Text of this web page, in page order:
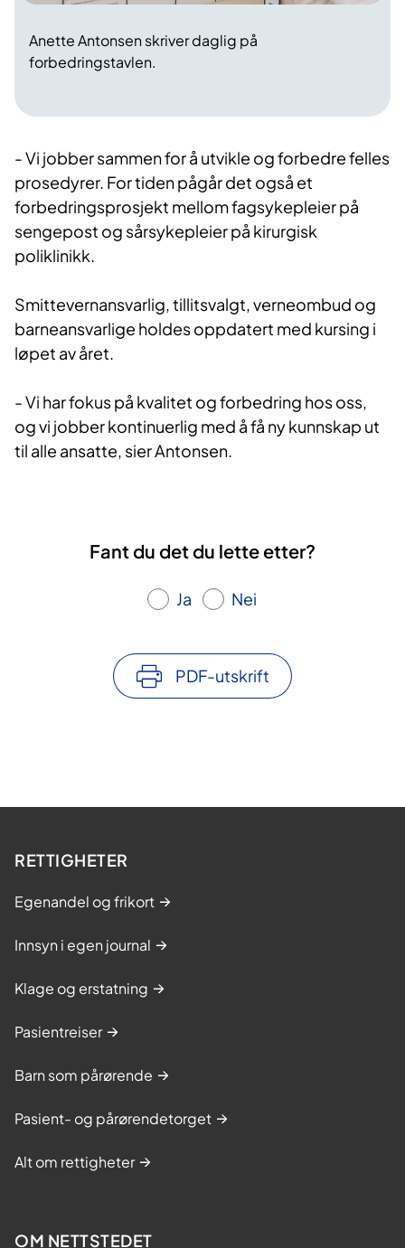
Anette Antonsen skriver daglig på
forbedringstavlen.
- Vi jobber sammen for å utvikle og forbedre felles
prosedyrer. For tiden pågår det også et
forbedringsprosjekt mellom fagsykepleier på
sengepost og sårsykepleier på kirurgisk
poliklinikk.
Smittevernansvarlig, tillitsvalgt, verneombud og
barneansvarlige holdes oppdatert med kursing i
løpet av året.
- Vi har fokus på kvalitet og forbedring hos oss,
og vi jobber kontinuerlig med å få ny kunnskap ut
til alle ansatte, sier Antonsen.
Fant du det du lette etter?
Ja Nei
PDF-utskrift
RETTIGHETER
Egenandel og frikort
Innsyn i egen journal
Klage og erstatning
Pasientreiser
Barn som pårørende
Pasient- og pårørendetorget
Alt om rettigheter
OM NETTSTEDET